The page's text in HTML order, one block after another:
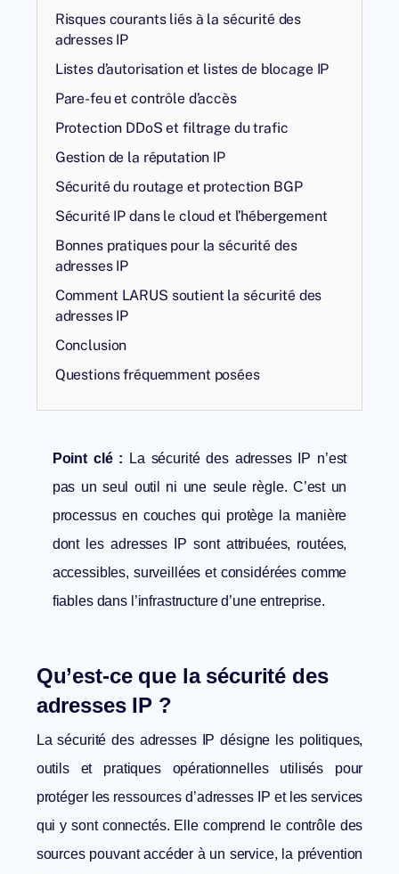
Risques courants liés à la sécurité des
adresses IP
Listes d’autorisation et listes de blocage IP
Pare-feu et contrôle d’accès
Protection DDoS et filtrage du trafic
Gestion de la réputation IP
Sécurité du routage et protection BGP
Sécurité IP dans le cloud et l’hébergement
Bonnes pratiques pour la sécurité des
adresses IP
Comment LARUS soutient la sécurité des
adresses IP
Conclusion
Questions fréquemment posées
Point clé : La sécurité des adresses IP n’est
pas un seul outil ni une seule règle. C’est un
processus en couches qui protège la manière
dont les adresses IP sont attribuées, routées,
accessibles, surveillées et considérées comme
fiables dans l’infrastructure d’une entreprise.
Qu’est-ce que la sécurité des
adresses IP ?
La sécurité des adresses IP désigne les politiques,
outils et pratiques opérationnelles utilisés pour
protéger les ressources d’adresses IP et les services
qui y sont connectés. Elle comprend le contrôle des
sources pouvant accéder à un service, la prévention